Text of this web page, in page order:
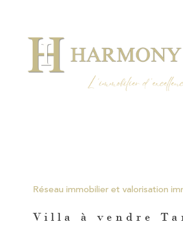
Réseau immobilier et valorisation
Villa à vendre